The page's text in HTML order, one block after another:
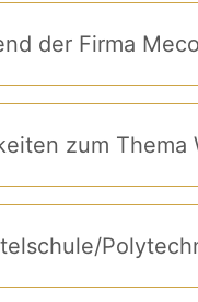
der Firma